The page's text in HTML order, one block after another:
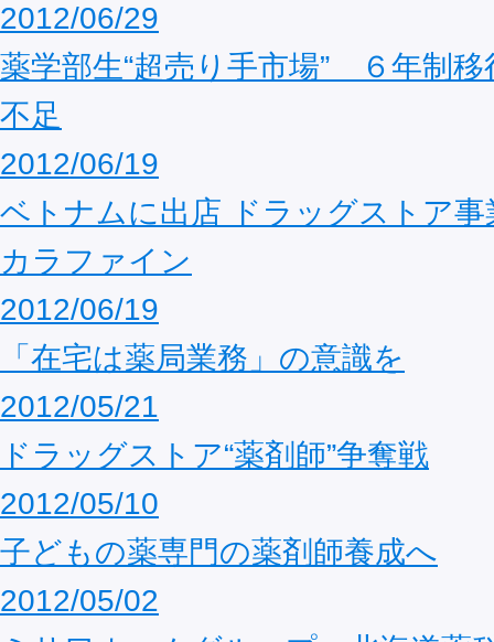
2012/06/29
薬学部生“超売り手市場” ６年制移
不足
2012/06/19
ベトナムに出店 ドラッグストア
カラファイン
2012/06/19
「在宅は薬局業務」の意識を
2012/05/21
ドラッグストア“薬剤師”争奪戦
2012/05/10
子どもの薬専門の薬剤師養成へ
2012/05/02